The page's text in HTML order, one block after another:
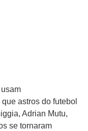
astros do futebol
Adrian Mutu,
se tornaram